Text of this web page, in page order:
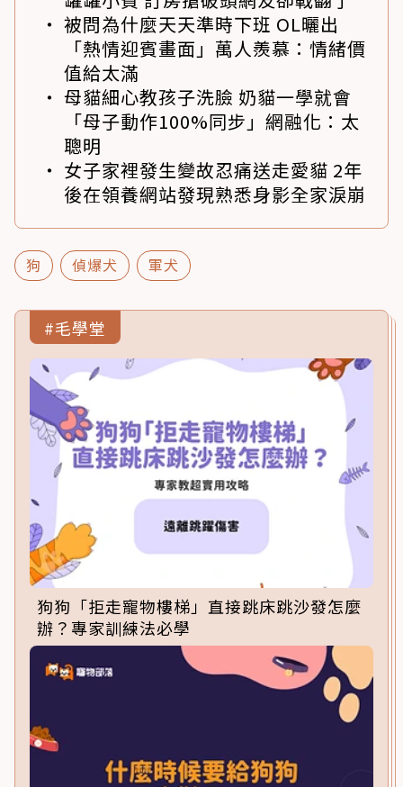
被問為什麼天天準時下班 OL曬出
「熱情迎賓畫面」萬人羨慕：情緒價
值給太滿
母貓細心教孩子洗臉 奶貓一學就會
「母子動作100%同步」網融化：太
聰明
女子家裡發生變故忍痛送走愛貓 2年
後在領養網站發現熟悉身影全家淚崩
狗 偵爆犬 軍犬
#毛學堂
狗狗「拒走寵物樓梯」直接跳床跳沙發怎麼
辦？專家訓練法必學